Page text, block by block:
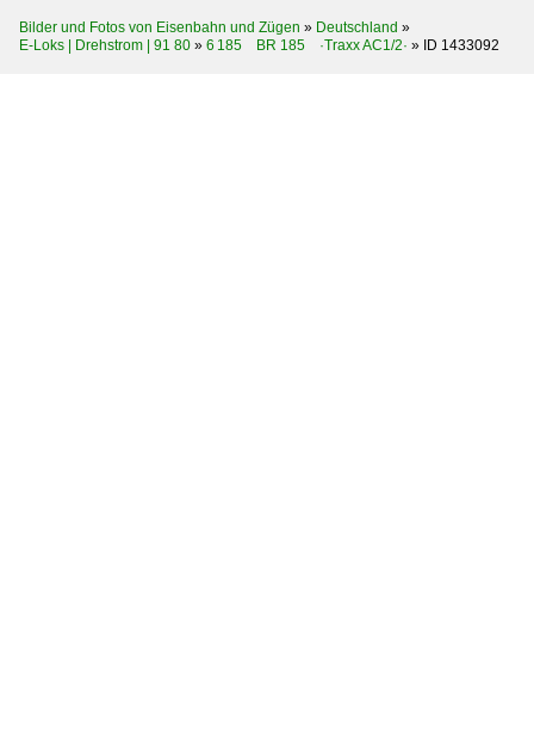
Bilder und Fotos von Eisenbahn und Zügen » Deutschland »
E-Loks | Drehstrom | 91 80 » 6 185 BR 185 ·Traxx AC1/2· » ID 1433092